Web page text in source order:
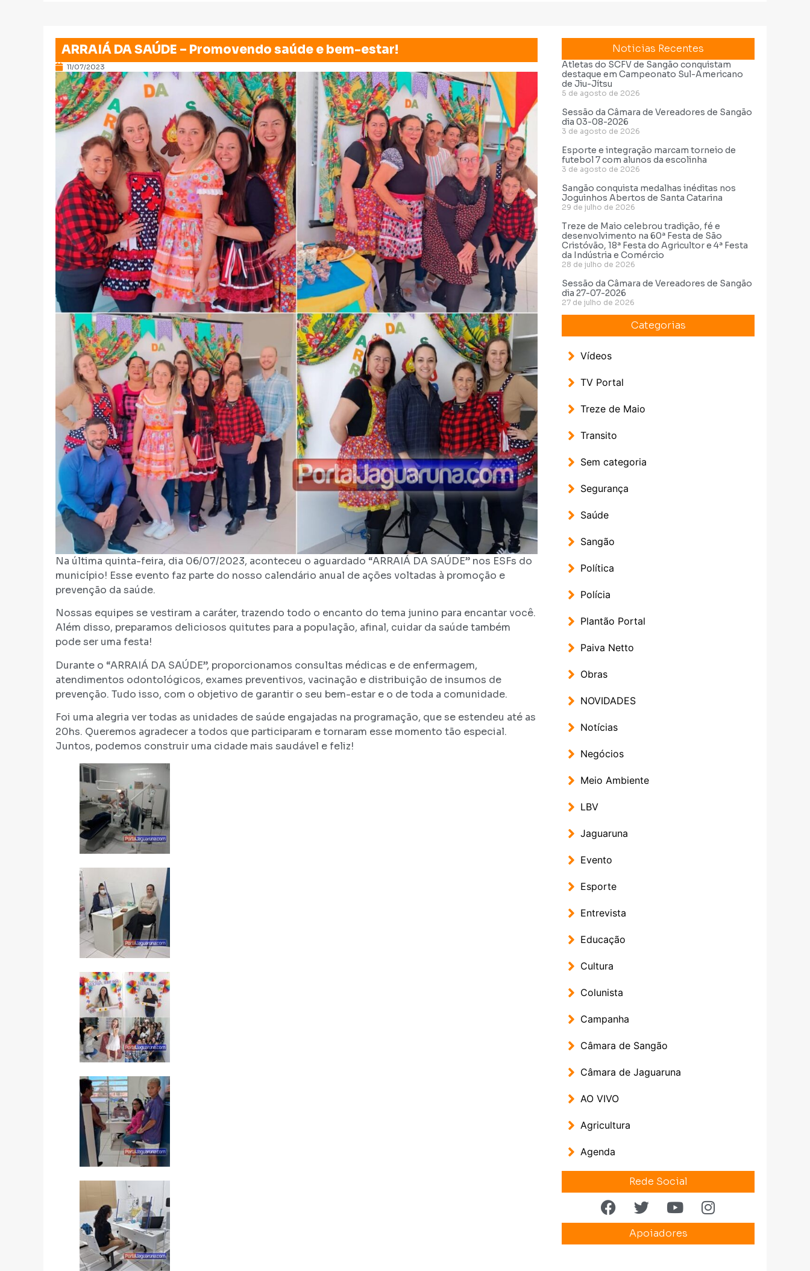
ARRAIÁ DA SAÚDE – Promovendo saúde e bem-estar!
11/07/2023
Na última quinta-feira, dia 06/07/2023, aconteceu o aguardado “ARRAIÁ DA SAÚDE” nos ESFs do
município! Esse evento faz parte do nosso calendário anual de ações voltadas à promoção e
prevenção da saúde.
Nossas equipes se vestiram a caráter, trazendo todo o encanto do tema junino para encantar você.
Além disso, preparamos deliciosos quitutes para a população, afinal, cuidar da saúde também
pode ser uma festa!
Durante o “ARRAIÁ DA SAÚDE”, proporcionamos consultas médicas e de enfermagem,
atendimentos odontológicos, exames preventivos, vacinação e distribuição de insumos de
prevenção. Tudo isso, com o objetivo de garantir o seu bem-estar e o de toda a comunidade.
Foi uma alegria ver todas as unidades de saúde engajadas na programação, que se estendeu até as
20hs. Queremos agradecer a todos que participaram e tornaram esse momento tão especial.
Juntos, podemos construir uma cidade mais saudável e feliz!
Noticias Recentes
Atletas do SCFV de Sangão conquistam
destaque em Campeonato Sul-Americano
de Jiu-Jítsu
5 de agosto de 2026
Sessão da Câmara de Vereadores de Sangão
dia 03-08-2026
3 de agosto de 2026
Esporte e integração marcam torneio de
futebol 7 com alunos da escolinha
3 de agosto de 2026
Sangão conquista medalhas inéditas nos
Joguinhos Abertos de Santa Catarina
29 de julho de 2026
Treze de Maio celebrou tradição, fé e
desenvolvimento na 60ª Festa de São
Cristóvão, 18ª Festa do Agricultor e 4ª Festa
da Indústria e Comércio
28 de julho de 2026
Sessão da Câmara de Vereadores de Sangão
dia 27-07-2026
27 de julho de 2026
Categorias
Vídeos
TV Portal
Treze de Maio
Transito
Sem categoria
Segurança
Saúde
Sangão
Política
Polícia
Plantão Portal
Paiva Netto
Obras
NOVIDADES
Notícias
Negócios
Meio Ambiente
LBV
Jaguaruna
Evento
Esporte
Entrevista
Educação
Cultura
Colunista
Campanha
Câmara de Sangão
Câmara de Jaguaruna
AO VIVO
Agricultura
Agenda
Rede Social
Apoiadores